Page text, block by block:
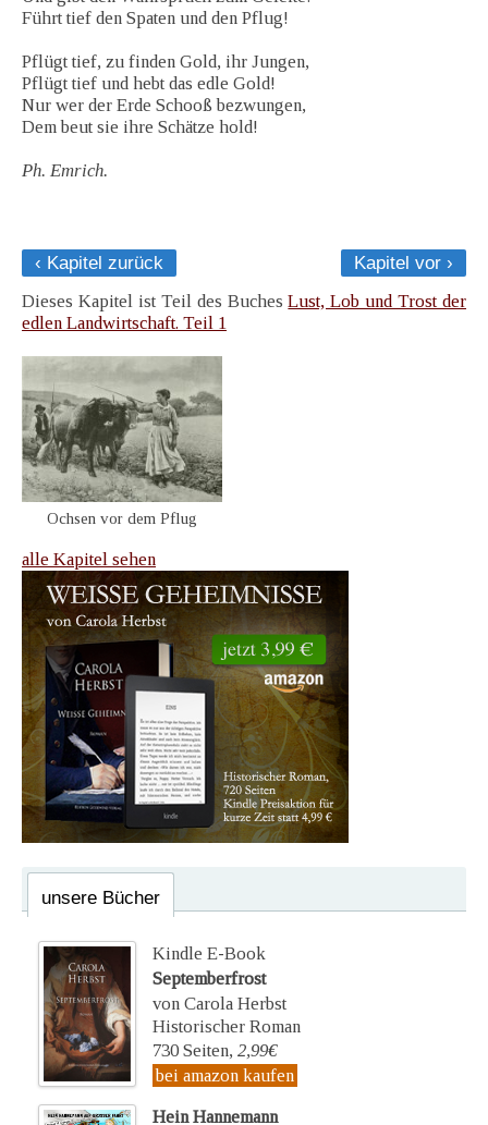
Führt tief den Spaten und den Pflug!
Pflügt tief, zu finden Gold, ihr Jungen,
Pflügt tief und hebt das edle Gold!
Nur wer der Erde Schooß bezwungen,
Dem beut sie ihre Schätze hold!
Ph. Emrich.
‹ Kapitel zurück
Kapitel vor ›
Dieses Kapitel ist Teil des BuchesLust, Lob und Trost der
edlen Landwirtschaft. Teil 1
Ochsen vor dem Pflug
alle Kapitel sehen
unsere Bücher
Kindle E-Book
Septemberfrost
von Carola Herbst
Historischer Roman
730 Seiten, 2,99€
bei amazon kaufen
Hein Hannemann